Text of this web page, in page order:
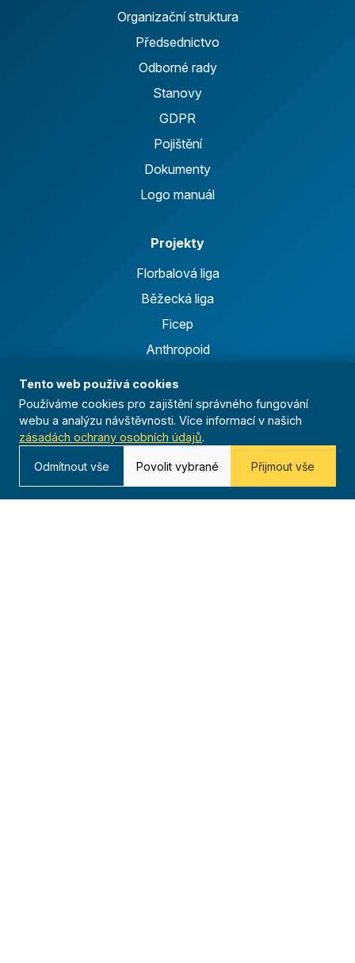
Organizační struktura
Předsednictvo
Odborné rady
Stanovy
GDPR
Pojištění
Dokumenty
Logo manuál
Projekty
Florbalová liga
Běžecká liga
Ficep
Anthropoid
Celoroční činnost
Výsledky
Časopis
Redakce
Tento web používá cookies
Používáme cookies pro zajištění správného fungování
webu a analýzu návštěvnosti. Více informací v našich
zásadách ochrany osobních údajů.
Odmítnout vše Povolit vybrané Přijmout vše